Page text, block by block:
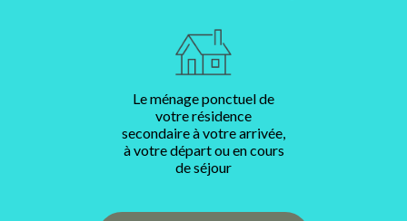
Le ménage ponctuel de
votre résidence
secondaire à votre arrivée,
à votre départ ou en cours
de séjour